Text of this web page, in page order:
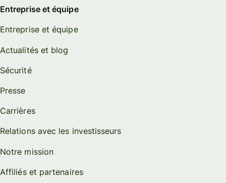
Entreprise et équipe
Entreprise et équipe
Actualités et blog
Sécurité
Presse
Carrières
Relations avec les investisseurs
Notre mission
Affiliés et partenaires